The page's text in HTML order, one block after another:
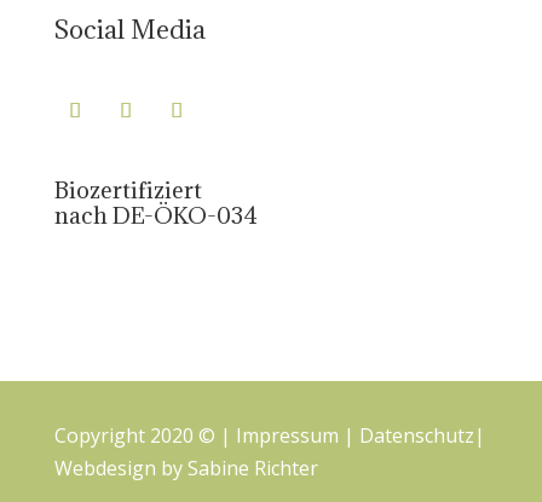
Social Media
Biozertifiziert
nach DE-ÖKO-034
Copyright 2020 © | Impressum | Datenschutz|
Webdesign bySabine Richter